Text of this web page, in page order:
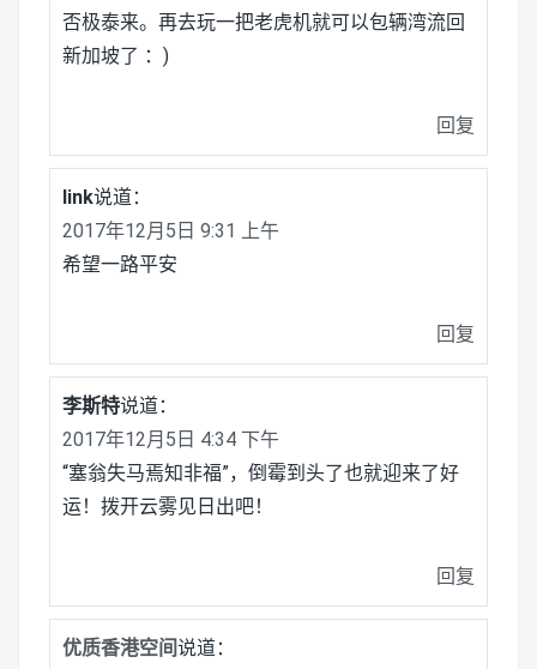
否极泰来。再去玩一把老虎机就可以包辆湾流回
新加坡了 ：)
回复
link说道：
2017年12月5日 9:31 上午
希望一路平安
回复
李斯特说道：
2017年12月5日 4:34 下午
“塞翁失马焉知非福”，倒霉到头了也就迎来了好
运！拨开云雾见日出吧！
回复
优质香港空间说道：